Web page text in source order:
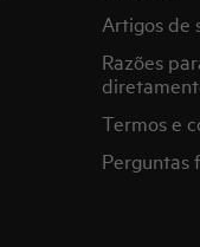
Artigos de
Razões
Termos e
Perguntas